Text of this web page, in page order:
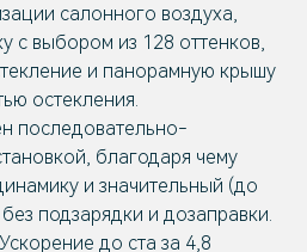
салонного воздуха,
с выбором из 128 оттенков,
и панорамную крышу
остекления.
последовательно-
благодаря чему
и значительный (до
подзарядки и дозаправки.
до ста за 4,8